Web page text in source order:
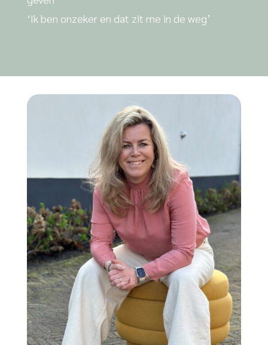
‘Ik ben onzeker en dat zit me in de weg’